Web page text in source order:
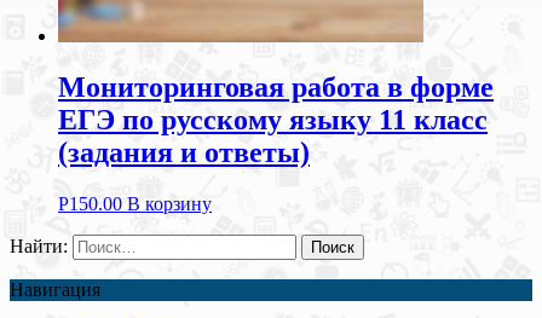
Мониторинговая работа в форме
ЕГЭ по русскому языку 11 класс
(задания и ответы)
Р150.00 В корзину
Найти:
Навигация